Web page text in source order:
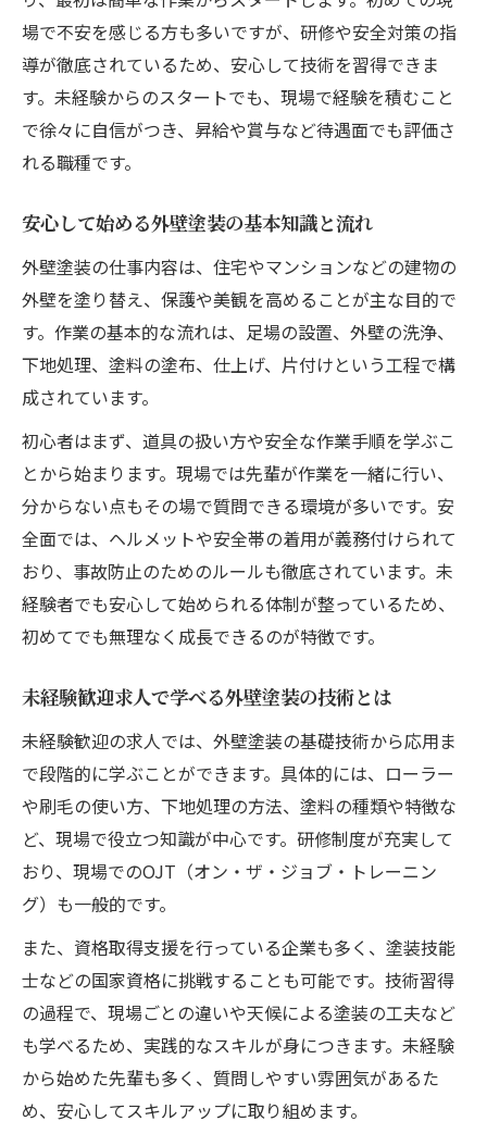
外壁塗装求人で注目すべき待遇や手当の内
容
未経験歓迎で高収入を得やすい外壁塗装企
業
外壁塗装求人に応募する際のアピール方法
給与アップを目指す外壁塗装職のキャリア
やりがい重視なら外壁塗装未経験者も歓迎
外壁塗装のやりがいを実感できる瞬間とは
未経験者が外壁塗装で感じる成長と達成感
外壁塗装未経験歓迎職場の魅力と雰囲気
やりがいある外壁塗装の仕事内容を知ろう
外壁塗装で社会貢献を実感できる理由
外壁塗装の仕事で資格取得と成長を実感
外壁塗装業界で活かせる主な資格と取得方
法
未経験から外壁塗装資格を目指すメリット
外壁塗装の現場で学ぶ技術とスキルアップ
外壁塗装で成長を実感できるキャリアパス
未経験でも安心の外壁塗装研修制度とは
外壁塗装未経験者向け研修制度の内容解説
安心して学べる外壁塗装の研修プログラム
外壁塗装研修で身につく基礎技術とマナー
未経験からプロへ外壁塗装研修の流れ
外壁塗装研修制度を活用した転職成功例
場で不安を感じる方も多いですが、研修や安全対策の指
導が徹底されているため、安心して技術を習得できま
す。未経験からのスタートでも、現場で経験を積むこと
で徐々に自信がつき、昇給や賞与など待遇面でも評価さ
れる職種です。
安心して始める外壁塗装の基本知識と流れ
外壁塗装の仕事内容は、住宅やマンションなどの建物の
外壁を塗り替え、保護や美観を高めることが主な目的で
す。作業の基本的な流れは、足場の設置、外壁の洗浄、
下地処理、塗料の塗布、仕上げ、片付けという工程で構
成されています。
初心者はまず、道具の扱い方や安全な作業手順を学ぶこ
とから始まります。現場では先輩が作業を一緒に行い、
分からない点もその場で質問できる環境が多いです。安
全面では、ヘルメットや安全帯の着用が義務付けられて
おり、事故防止のためのルールも徹底されています。未
経験者でも安心して始められる体制が整っているため、
初めてでも無理なく成長できるのが特徴です。
未経験歓迎求人で学べる外壁塗装の技術とは
未経験歓迎の求人では、外壁塗装の基礎技術から応用ま
で段階的に学ぶことができます。具体的には、ローラー
や刷毛の使い方、下地処理の方法、塗料の種類や特徴な
ど、現場で役立つ知識が中心です。研修制度が充実して
おり、現場でのOJT（オン・ザ・ジョブ・トレーニン
グ）も一般的です。
また、資格取得支援を行っている企業も多く、塗装技能
士などの国家資格に挑戦することも可能です。技術習得
の過程で、現場ごとの違いや天候による塗装の工夫など
も学べるため、実践的なスキルが身につきます。未経験
から始めた先輩も多く、質問しやすい雰囲気があるた
め、安心してスキルアップに取り組めます。